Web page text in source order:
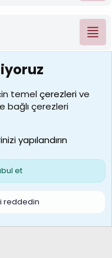
temelçerezlerive
bağlı çerezleri
yapılandırın
et
reddedin